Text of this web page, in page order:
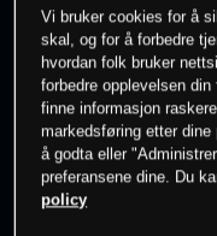
0% av kunder
Vi bruker cookies for å
skal, og for å forbedre
hvordan folk bruker
forbedre opplevelsen
finne informasjon
markedsføring etter
å godta eller
preferansene dine. Du
policy